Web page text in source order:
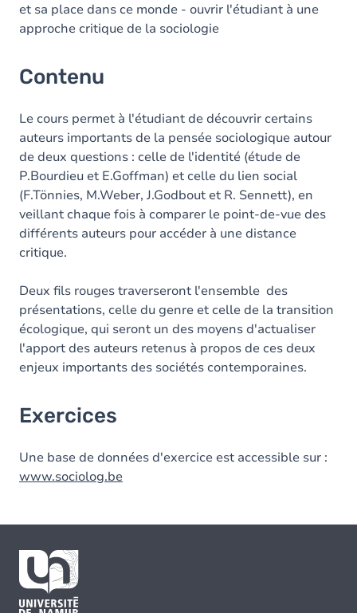
et sa place dans ce monde - ouvrir l'étudiant à une
approche critique de la sociologie
Contenu
Le cours permet à l'étudiant de découvrir certains
auteurs importants de la pensée sociologique autour
de deux questions : celle de l'identité (étude de
P.Bourdieu et E.Goffman) et celle du lien social
(F.Tönnies, M.Weber, J.Godbout et R. Sennett), en
veillant chaque fois à comparer le point-de-vue des
différents auteurs pour accéder à une distance
critique.
Deux fils rouges traverseront l'ensemble des
présentations, celle du genre et celle de la transition
écologique, qui seront un des moyens d'actualiser
l'apport des auteurs retenus à propos de ces deux
enjeux importants des sociétés contemporaines.
Exercices
Une base de données d'exercice est accessible sur :
www.sociolog.be